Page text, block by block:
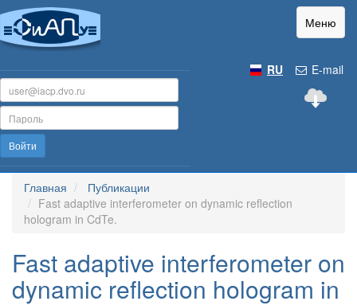
Меню
E-mail
RU
Войти
Главная
Публикации
Fast adaptive interferometer on dynamic reflection
hologram in CdTe.
Fast adaptive interferometer on
dynamic reflection hologram in